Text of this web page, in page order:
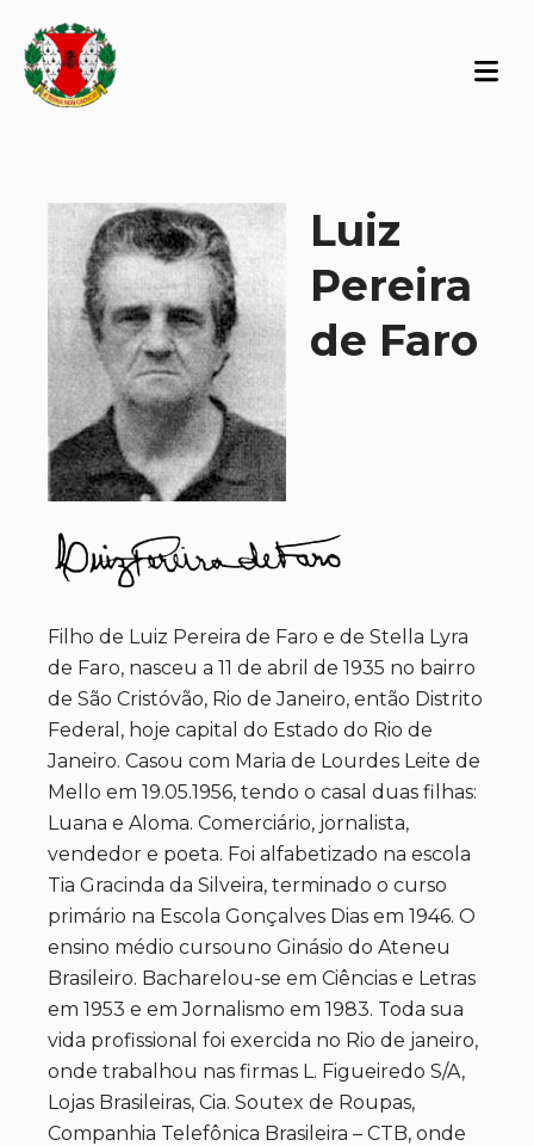
Luiz
Pereira
de Faro
Filho de Luiz Pereira de Faro e de Stella Lyra
de Faro, nasceu a 11 de abril de 1935 no bairro
de São Cristóvão, Rio de Janeiro, então Distrito
Federal, hoje capital do Estado do Rio de
Janeiro. Casou com Maria de Lourdes Leite de
Mello em 19.05.1956, tendo o casal duas filhas:
Luana e Aloma. Comerciário, jornalista,
vendedor e poeta. Foi alfabetizado na escola
Tia Gracinda da Silveira, terminado o curso
primário na Escola Gonçalves Dias em 1946. O
ensino médio cursouno Ginásio do Ateneu
Brasileiro. Bacharelou-se em Ciências e Letras
em 1953 e em Jornalismo em 1983. Toda sua
vida profissional foi exercida no Rio de janeiro,
onde trabalhou nas firmas L. Figueiredo S/A,
Lojas Brasileiras, Cia. Soutex de Roupas,
Companhia Telefônica Brasileira – CTB, onde